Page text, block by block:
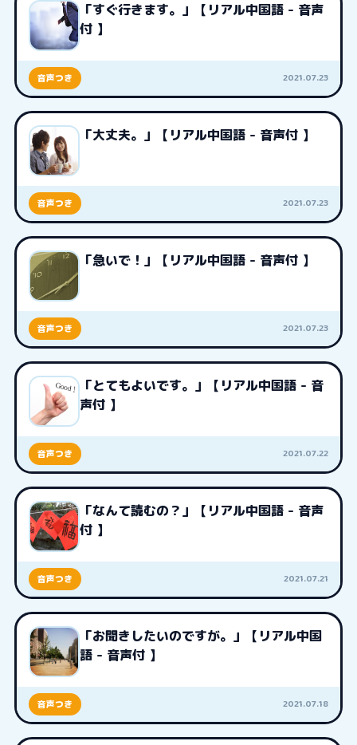
「すぐ行きます。」【リアル中国語 - 音声
付 】
音声つき 2021.07.23
「大丈夫。」【リアル中国語 - 音声付 】
音声つき 2021.07.23
「急いで！」【リアル中国語 - 音声付 】
音声つき 2021.07.23
「とてもよいです。」【リアル中国語 - 音
声付 】
音声つき 2021.07.22
「なんて読むの？」【リアル中国語 - 音声
付 】
音声つき 2021.07.21
「お聞きしたいのですが。」【リアル中国
語 - 音声付 】
音声つき 2021.07.18